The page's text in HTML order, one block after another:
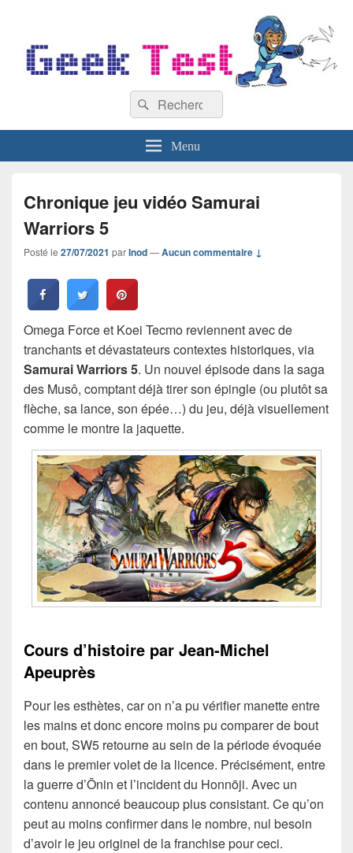
Recherche :
Rechercher
Menu
Chronique jeu vidéo Samurai
Warriors 5
Posté le 27/07/2021 parInod—Aucun commentaire ↓
Omega Force et Koei Tecmo reviennent avec de
tranchants et dévastateurs contextes historiques, via
Samurai Warriors 5. Un nouvel épisode dans la saga
des Musô, comptant déjà tirer son épingle (ou plutôt sa
flèche, sa lance, son épée…) du jeu, déjà visuellement
comme le montre la jaquette.
Cours d’histoire par Jean-Michel
Apeuprès
Pour les esthètes, car on n’a pu vérifier manette entre
les mains et donc encore moins pu comparer de bout
en bout, SW5 retourne au sein de la période évoquée
dans le premier volet de la licence. Précisément, entre
la guerre d’Ōnin et l’incident du Honnōji. Avec un
contenu annoncé beaucoup plus consistant. Ce qu’on
peut au moins confirmer dans le nombre, nul besoin
d’avoir le jeu originel de la franchise pour ceci.